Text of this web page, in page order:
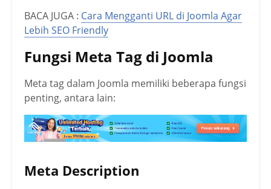
BACA JUGA : Cara Mengganti URL di Joomla Agar
Lebih SEO Friendly
Fungsi Meta Tag di Joomla
Meta tag dalam Joomla memiliki beberapa fungsi
penting, antara lain:
Meta Description